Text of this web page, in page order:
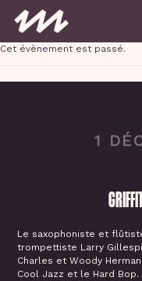
main
content
Cet évènement est passé.
1
Le saxophoniste et
trompettiste Larry
Charles et Woody
Cool Jazz et le Hard